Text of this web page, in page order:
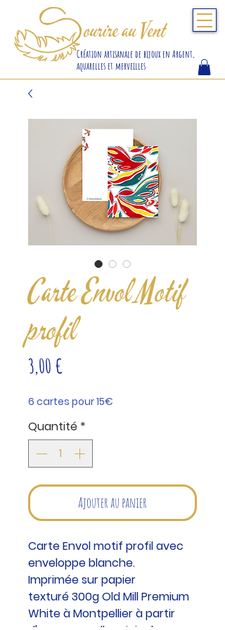
Sourire au Vent
Création artisanale de bijoux en Argent,
aquarelles et merveilles
Carte Envol Motif
profil
3,00 €
6 cartes pour 15€
Quantité *
Ajouter au panier
Carte Envol motif profil avec
enveloppe blanche.
Imprimée sur papier
texturé 300g Old Mill Premium
White à Montpellier à partir